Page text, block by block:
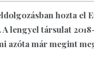
hozta
lengyel társulat
azóta már megint